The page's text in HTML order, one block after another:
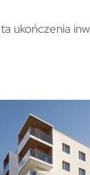
ukończenia